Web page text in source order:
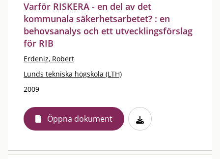
Varför RISKERA - en del av det
kommunala säkerhetsarbetet? : en
behovsanalys och ett utvecklingsförslag
för RIB
Erdeniz, Robert
Lunds tekniska högskola (LTH)
2009
Öppna dokument